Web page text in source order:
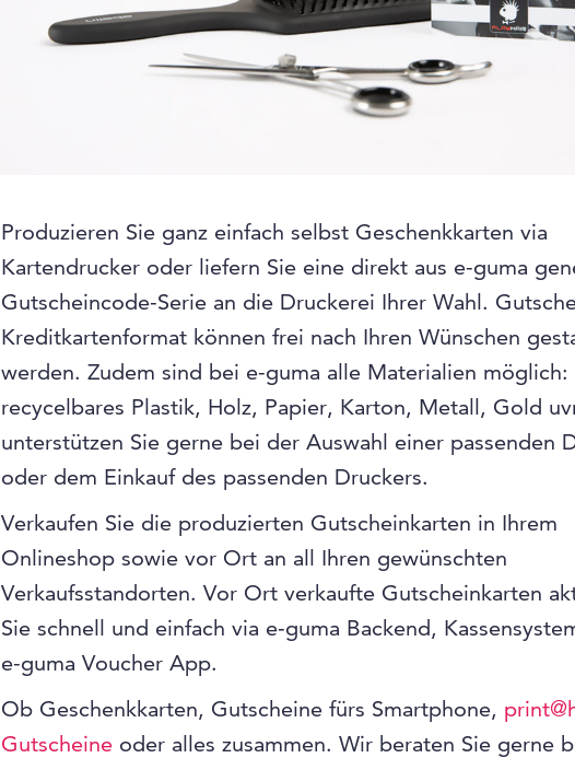
Produzieren Sie ganz einfach selbst Geschenkkarten via
Kartendrucker oder liefern Sie eine direkt aus e-guma
Gutscheincode-Serie an die Druckerei Ihrer Wahl.
Kreditkartenformat können frei nach Ihren Wünschen
werden. Zudem sind bei e-guma alle Materialien möglich:
recycelbares Plastik, Holz, Papier, Karton, Metall, Gold
unterstützen Sie gerne bei der Auswahl einer passenden
oder dem Einkauf des passenden Druckers.
Verkaufen Sie die produzierten Gutscheinkarten in Ihrem
Onlineshop sowie vor Ort an all Ihren gewünschten
Verkaufsstandorten. Vor Ort verkaufte Gutscheinkarten
Sie schnell und einfach via e‑guma Backend,
e-guma Voucher App.
Ob Geschenkkarten, Gutscheine fürs Smartphone,
Gutscheine oder alles zusammen. Wir beraten Sie gerne